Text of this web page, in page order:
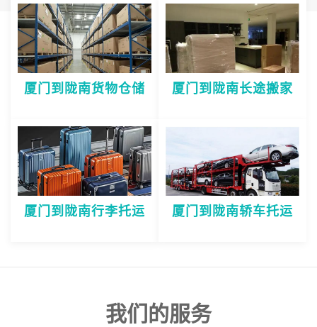
厦门到陇南货物仓储 厦门到陇南长途搬家
厦门到陇南行李托运 厦门到陇南轿车托运
我们的服务